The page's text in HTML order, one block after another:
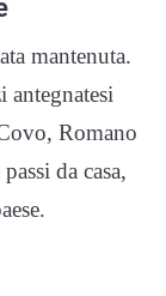
mantenuta.
antegnatesi
Romano
da casa,